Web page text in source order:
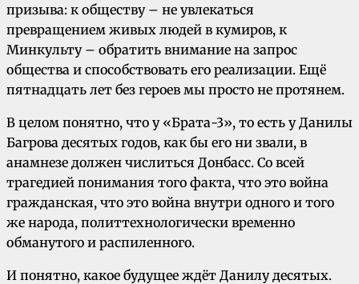
призыва: к обществу – не увлекаться
превращением живых людей в кумиров, к
Минкульту – обратить внимание на запрос
общества и способствовать его реализации. Ещё
пятнадцать лет без героев мы просто не протянем.
В целом понятно, что у «Брата-3», то есть у Данилы
Багрова десятых годов, как бы его ни звали, в
анамнезе должен числиться Донбасс. Со всей
трагедией понимания того факта, что это война
гражданская, что это война внутри одного и того
же народа, политтехнологически временно
обманутого и распиленного.
И понятно, какое будущее ждёт Данилу десятых.